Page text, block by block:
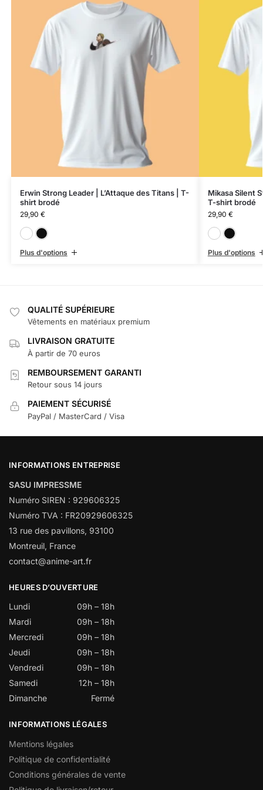
Erwin Strong Leader | L’Attaque des Titans | T-
shirt brodé
29,90 €
Plus d'options
Mikasa Silent
T-shirt brodé
29,90 €
Plus d'options
QUALITÉ SUPÉRIEURE
Vêtements en matériaux premium
LIVRAISON GRATUITE
À partir de 70 euros
REMBOURSEMENT GARANTI
Retour sous 14 jours
PAIEMENT SÉCURISÉ
PayPal / MasterCard / Visa
INFORMATIONS ENTREPRISE
SASU IMPRESSME
Numéro SIREN : 929606325
Numéro TVA : FR20929606325
13 rue des pavillons, 93100
Montreuil, France
contact@anime-art.fr
HEURES D’OUVERTURE
Lundi
09h – 18h
Mardi
09h – 18h
Mercredi
09h – 18h
Jeudi
09h – 18h
Vendredi
09h – 18h
Samedi
12h – 18h
Dimanche
Fermé
INFORMATIONS LÉGALES
Mentions légales
Politique de confidentialité
Conditions générales de vente